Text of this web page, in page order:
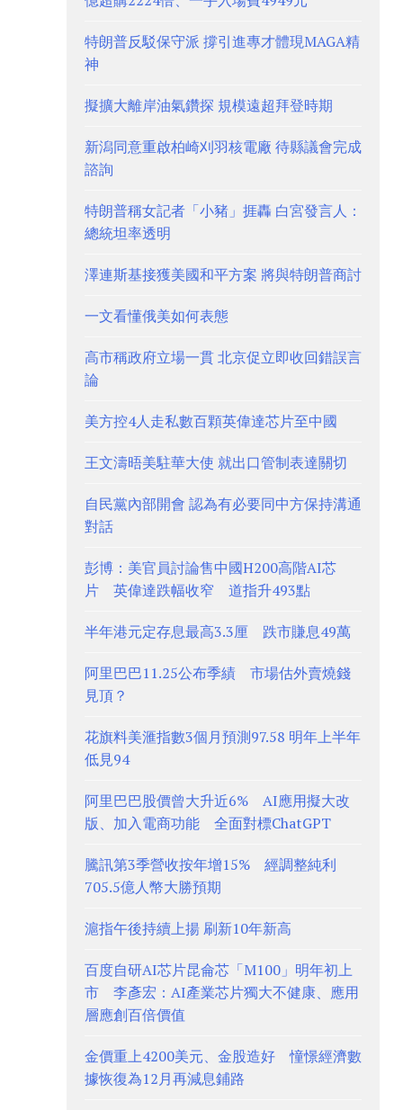
特朗普反駁保守派 撐引進專才體現MAGA精
神
擬擴大離岸油氣鑽探 規模遠超拜登時期
新潟同意重啟柏崎刈羽核電廠 待縣議會完成
諮詢
特朗普稱女記者「小豬」捱轟 白宮發言人：
總統坦率透明
澤連斯基接獲美國和平方案 將與特朗普商討
一文看懂俄美如何表態
高市稱政府立場一貫 北京促立即收回錯誤言
論
美方控4人走私數百顆英偉達芯片至中國
王文濤晤美駐華大使 就出口管制表達關切
自民黨內部開會 認為有必要同中方保持溝通
對話
彭博：美官員討論售中國H200高階AI芯
片 英偉達跌幅收窄 道指升493點
半年港元定存息最高3.3厘 跌市賺息49萬
阿里巴巴11.25公布季績 市場估外賣燒錢
見頂？
花旗料美滙指數3個月預測97.58 明年上半年
低見94
阿里巴巴股價曾大升近6% AI應用擬大改
版、加入電商功能 全面對標ChatGPT
騰訊第3季營收按年增15% 經調整純利
705.5億人幣大勝預期
滬指午後持續上揚 刷新10年新高
百度自研AI芯片昆侖芯「M100」明年初上
市 李彥宏：AI產業芯片獨大不健康、應用
層應創百倍價值
金價重上4200美元、金股造好 憧憬經濟數
據恢復為12月再減息鋪路